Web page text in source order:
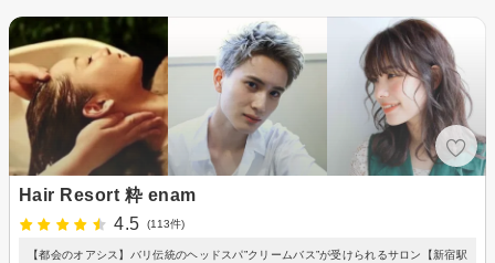
Hair Resort 粋 enam
4.5
(113件)
【都会のオアシス】バリ伝統のヘッドスパ”クリームバス”が受けられるサロン【新宿駅